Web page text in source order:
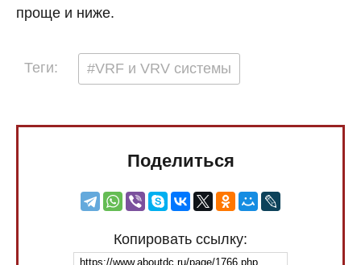
проще и ниже.
Теги: #VRF и VRV системы
Поделиться
Копировать ссылку: